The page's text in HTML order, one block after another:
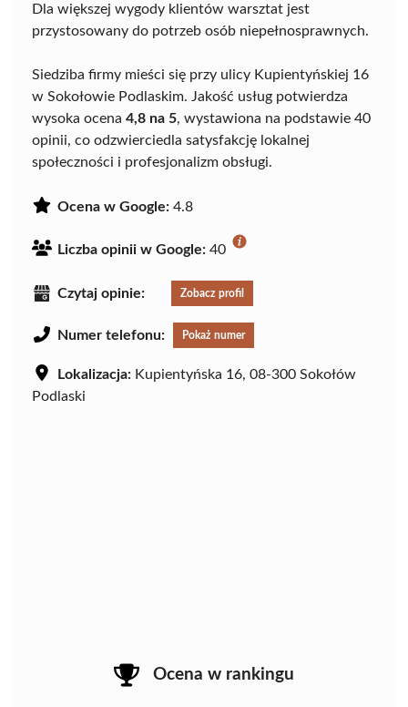
Dla większej wygody klientów warsztat jest
przystosowany do potrzeb osób niepełnosprawnych.
Siedziba firmy mieści się przy ulicy Kupientyńskiej 16
w Sokołowie Podlaskim. Jakość usług potwierdza
wysoka ocena 4,8 na 5, wystawiona na podstawie 40
opinii, co odzwierciedla satysfakcję lokalnej
społeczności i profesjonalizm obsługi.
Ocena w Google: 4.8
Liczba opinii w Google: 40
Czytaj opinie: Zobacz profil
Numer telefonu: Pokaż numer
Lokalizacja: Kupientyńska 16, 08-300 Sokołów
Podlaski
Ocena w rankingu